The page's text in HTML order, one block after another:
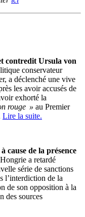
contredit Ursula von
conservateur
a déclenché une vive
les avoir accusés de
exhorté la
rouge » au Premier
Lire la suite.
cause de la présence
a retardé
série de sanctions
l’interdiction de la
de son opposition à la
des sources